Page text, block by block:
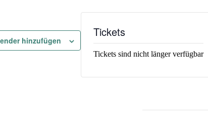
hinzufügen
Tickets
Tickets sind nicht länger verfügbar